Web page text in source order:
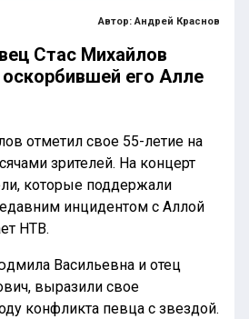
Автор:Андрей Краснов
Стас Михайлов
его Алле
отметил свое 55-летие на
зрителей. На концерт
которые поддержали
инцидентом с Аллой
НТВ.
Васильевна и отец
выразили свое
конфликта певца с звездой.